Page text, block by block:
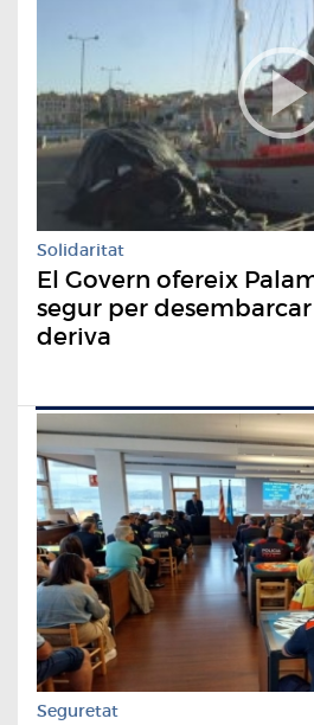
Solidaritat
El Govern ofereix
segur per
deriva
Seguretat